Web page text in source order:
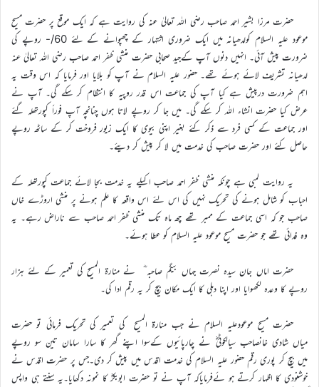
حضرت مرزا بشیر احمد صاحب رضی اللہ تعالیٰ عنہ کی روایت ہے کہ ایک موقع پر حضرت مسیح
موعود علیہ السلام کولدھیانہ میں ایک ضروری اشتہار کے چھپوانے کے لئے 60/- روپے کی
ضرورت پیش آئی۔ انہیں دنوں آپ کےجید صحابی حضرت منشی ظفر احمد صاحب رضی اللہ تعالیٰ عنہ
لدھیانہ تشریف لائے ہوئے تھے۔ حضور علیہ السلام نے آپ کو بلایا اور فرمایا کہ اس وقت یہ
اہم ضرورت درپیش ہے کیا آپ کی جماعت اس قدر روپیہ کا انتظام کر سکے گی۔ آپ نے
عرض کیا حضرت انشاء اللہ کر سکے گی۔ میں جا کر روپے لاتا ہوں چنانچہ آپ فوراً کپورتھلہ گئے
اور جماعت کے کسی فرد سے ذکر کئے بغیر اپنی بیوی کا ایک زیور فروخت کر کے ساٹھ روپے
حاصل کئے اور حضرت صاحب کی خدمت میں لا کر پیش کر دیئے۔
یہ روایت لمبی ہے چونکہ منشی ظفر احمد صاحب اکیلے یہ خدمت بجا لائے جماعت کپورتھلہ کے
احباب کو شامل ہونے کی تحریک نہیں کی اس لئے اس واقعہ کا علم ہونے پر منشی اروڑے خاں
صاحب جو کہ اسی جماعت کے ممبر تھے چھ ماہ تک منشی ظفر احمد صاحب سے ناراض رہے۔ یہ
وہ فدائی تھے جو حضرت مسیح موعود علیہ السلام کو عطا ہوئے۔
حضرت اماں جان سیدہ نصرت جہاں بیگم صاحبہ ؓ نے منارۃ المسیح کی تعمیر کے لئے ہزار
روپے کا وعدہ لکھوایا اور اپنا دہلی کا ایک مکان بیچ کر یہ رقم ادا کی۔
حضرت مسیح موعودعلیہ السلام نے جب منارۃ المسیح کی تعمیر کی تحریک فرمائی تو حضرت
میاں شادی خانصاحب سیالکوٹیؓ نے چارپائیوں کےسوا اپنے گھر کا سارا سامان تین سو روپے
میں بیچ کر پوری رقم حضور علیہ السلام کی خدمت اقدس میں پیش کر دی۔جس پر حضرت اقدس نے
خوشنودی کا اظہار کرتے ہو ئےفرمایاکہ آپ نے تو حضرت ابوبکرؓ کا نمونہ دکھایا۔یہ سنتے ہی واپس